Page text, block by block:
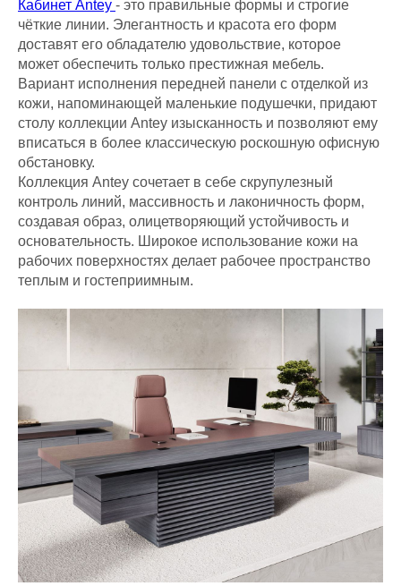
Кабинет Antey - это правильные формы и строгие
чёткие линии. Элегантность и красота его форм
доставят его обладателю удовольствие, которое
может обеспечить только престижная мебель.
Вариант исполнения передней панели с отделкой из
кожи, напоминающей маленькие подушечки, придают
столу коллекции Antey изысканность и позволяют ему
вписаться в более классическую роскошную офисную
обстановку.
Коллекция Antey сочетает в себе скрупулезный
контроль линий, массивность и лаконичность форм,
создавая образ, олицетворяющий устойчивость и
основательность. Широкое использование кожи на
рабочих поверхностях делает рабочее пространство
теплым и гостеприимным.